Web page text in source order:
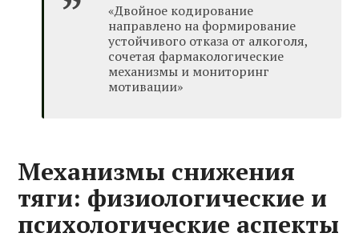
«Двойное кодирование
направлено на формирование
устойчивого отказа от алкоголя,
сочетая фармакологические
механизмы и мониторинг
мотивации»
Механизмы снижения
тяги: физиологические и
психологические аспекты